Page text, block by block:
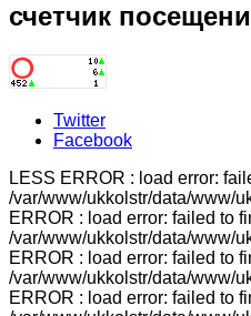
счетчик
Twitter
Facebook
LESS ERROR : load error:
/var/www/ukkolstr/data/www/
ERROR : load error: failed to
/var/www/ukkolstr/data/www/
ERROR : load error: failed to
/var/www/ukkolstr/data/www/
ERROR : load error: failed to